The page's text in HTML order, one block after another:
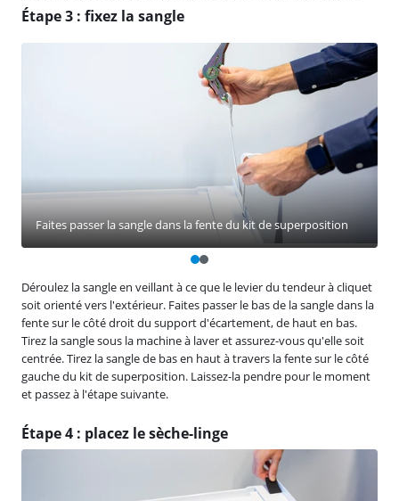
Étape 3 : fixez la sangle
Déroulez la sangle en veillant à ce que le levier du tendeur à cliquet
soit orienté vers l'extérieur. Faites passer le bas de la sangle dans la
fente sur le côté droit du support d'écartement, de haut en bas.
Tirez la sangle sous la machine à laver et assurez-vous qu'elle soit
centrée. Tirez la sangle de bas en haut à travers la fente sur le côté
gauche du kit de superposition. Laissez-la pendre pour le moment
et passez à l'étape suivante.
Faites passer la sangle dans la fente du kit de superposition
Étape 4 : placez le sèche-linge